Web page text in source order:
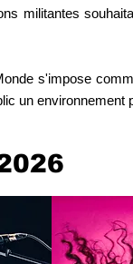
militantes
s'impose
un environnement